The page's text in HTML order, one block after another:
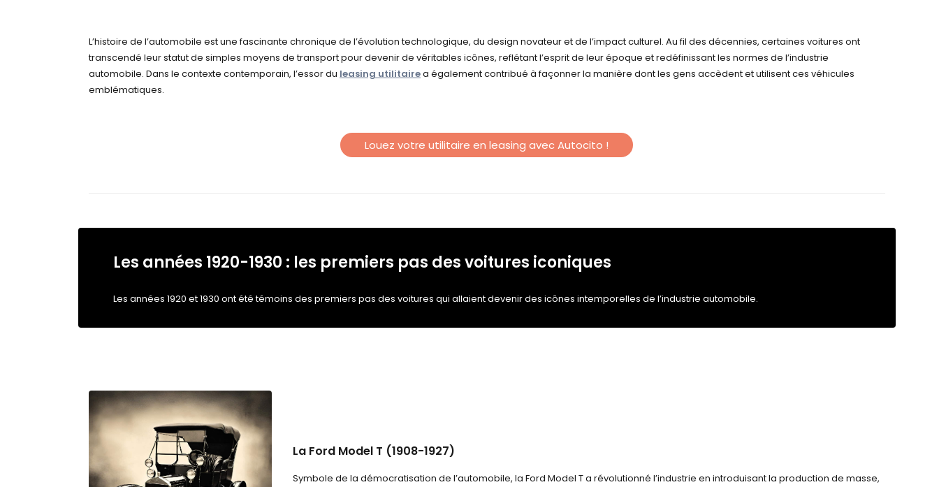
L’histoire de l’automobile est une fascinante chronique de l’évolution technologique, du design novateur et de l’impact culturel. Au fil des décennies, certaines voitures ont
transcendé leur statut de simples moyens de transport pour devenir de véritables icônes, reflétant l’esprit de leur époque et redéfinissant les normes de l’industrie
automobile. Dans le contexte contemporain, l’essor du leasing utilitairea également contribué à façonner la manière dont les gens accèdent et utilisent ces véhicules
emblématiques.
Louez votre utilitaire en leasing avec Autocito !
Les années 1920-1930 : les premiers pas des voitures iconiques
Les années 1920 et 1930 ont été témoins des premiers pas des voitures qui allaient devenir des icônes intemporelles de l’industrie automobile.
La Ford Model T (1908-1927)
Symbole de la démocratisation de l’automobile, la Ford Model T a révolutionné l’industrie en introduisant la production de masse,